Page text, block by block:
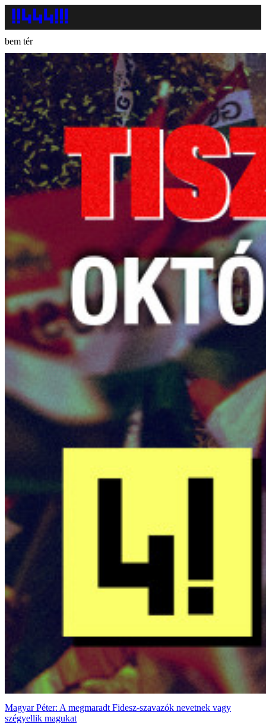
bem tér
Magyar Péter: A megmaradt Fidesz-szavazók nevetnek vagy
szégyellik magukat